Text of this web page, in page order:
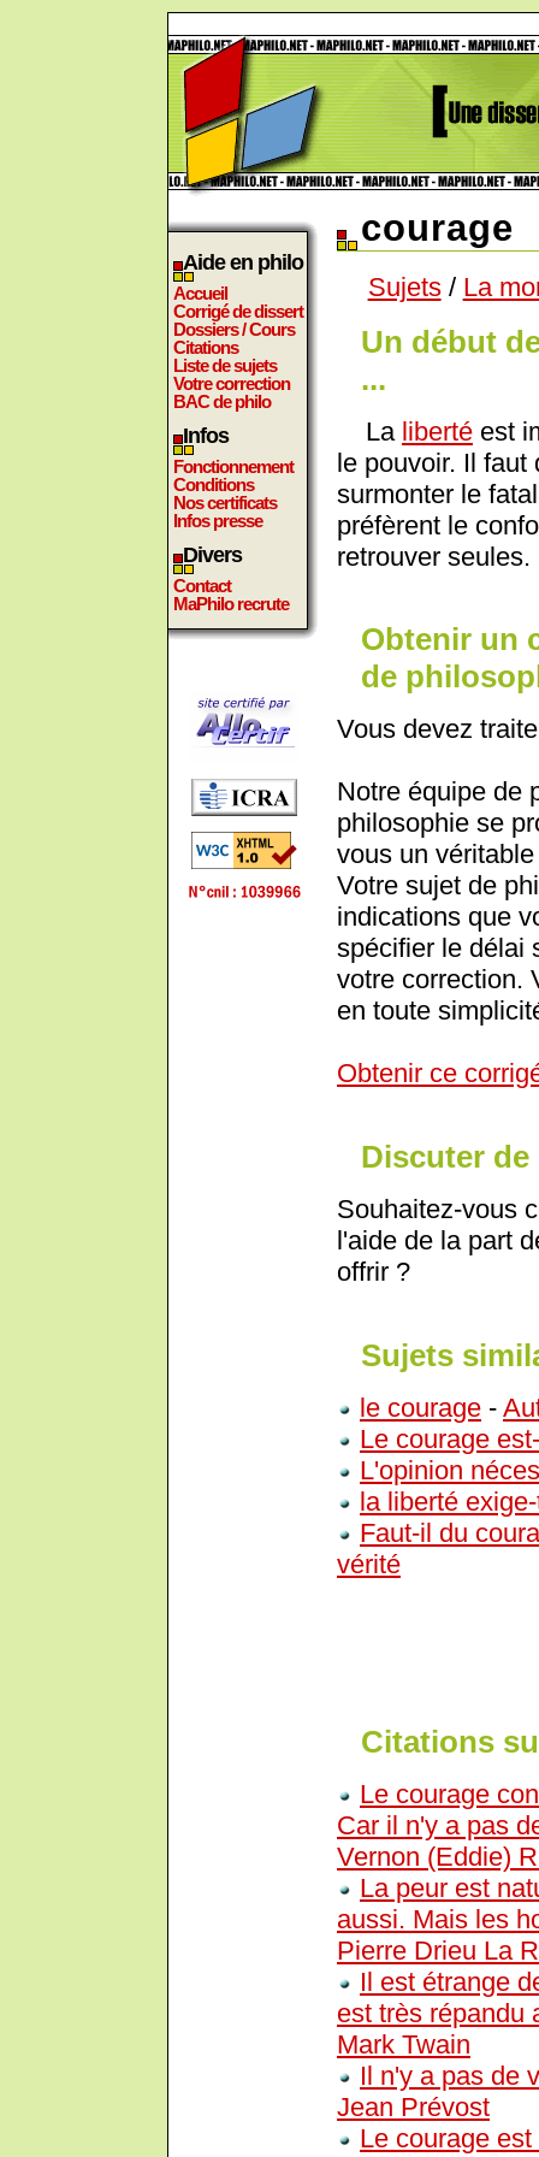
Aide en philo
Accueil
Corrigé de dissert
Dossiers / Cours
Citations
Liste de sujets
Votre correction
BAC de philo
Infos
Fonctionnement
Conditions
Nos certificats
Infos presse
Divers
Contact
MaPhilo recrute
courage
Sujets/ La
Un début
...
La liberté est
le pouvoir. Il
surmonter le
préfèrent le
retrouver seules.
Obtenir un
de
Vous devez
Notre équipe de
philosophie se
vous un
Votre sujet de
indications que
spécifier le délai
votre correction.
en toute
Obtenir ce
Discuter de
Souhaitez-vous
l'aide de la part
offrir ?
Sujets
le courage -
Le courage
L'opinion
la liberté
Faut-il du
vérité
Citations
Le courage
Car il n'y a pas
Vernon (Eddie)
La peur est
aussi. Mais les
Pierre Drieu La
Il est étrange
est très répandu
Mark Twain
Il n'y a pas de
Jean Prévost
Le courage